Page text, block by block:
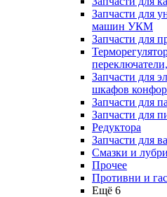
Запчасти для
машин УКМ
Запчасти для
Запчасти для
шкафов
Запчасти для
Запчасти для
Редуктора
Запчасти для
Смазки и
Прочее
Противни и
Ещё 6